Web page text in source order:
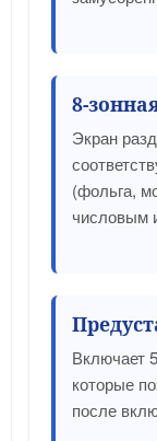
8-
Экран
(фольга,
числовым
Включает
которые
после